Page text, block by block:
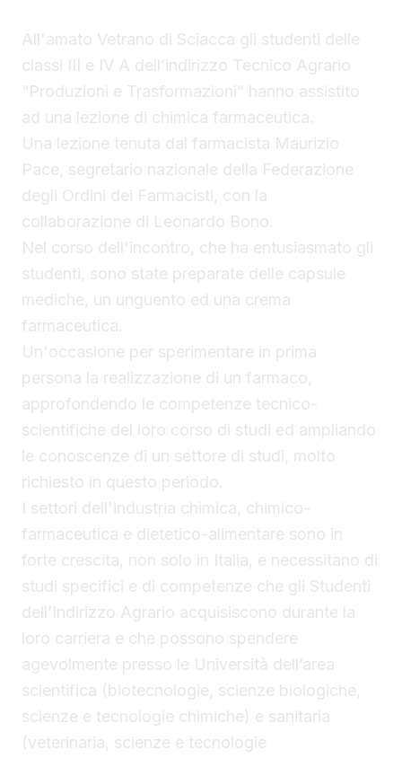
All'amato Vetrano di Sciacca gli studenti delle
classi III e IV A dell’indirizzo Tecnico Agrario
“Produzioni e Trasformazioni” hanno assistito
ad una lezione di chimica farmaceutica.
Una lezione tenuta dal farmacista Maurizio
Pace, segretario nazionale della Federazione
degli Ordini dei Farmacisti, con la
collaborazione di Leonardo Bono.
Nel corso dell'incontro, che ha entusiasmato gli
studenti, sono state preparate delle capsule
mediche, un unguento ed una crema
farmaceutica.
Un'occasione per sperimentare in prima
persona la realizzazione di un farmaco,
approfondendo le competenze tecnico-
scientifiche del loro corso di studi ed ampliando
le conoscenze di un settore di studi, molto
richiesto in questo periodo.
I settori dell'industria chimica, chimico-
farmaceutica e dietetico-alimentare sono in
forte crescita, non solo in Italia, e necessitano di
studi specifici e di competenze che gli Studenti
dell’Indirizzo Agrario acquisiscono durante la
loro carriera e che possono spendere
agevolmente presso le Università dell’area
scientifica (biotecnologie, scienze biologiche,
scienze e tecnologie chimiche) e sanitaria
(veterinaria, scienze e tecnologie